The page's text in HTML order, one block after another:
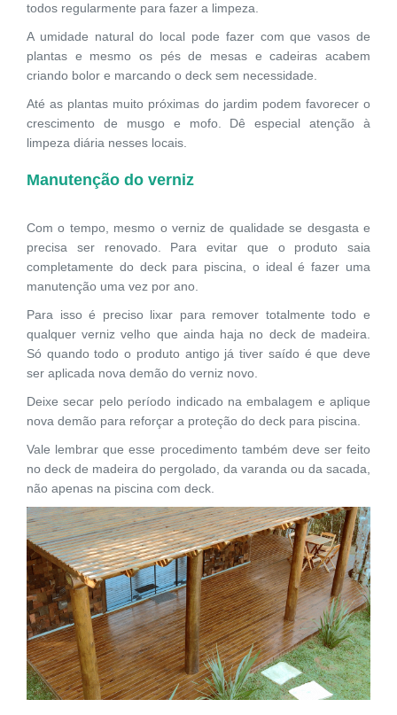
todos regularmente para fazer a limpeza.
A umidade natural do local pode fazer com que vasos de
plantas e mesmo os pés de mesas e cadeiras acabem
criando bolor e marcando o deck sem necessidade.
Até as plantas muito próximas do jardim podem favorecer o
crescimento de musgo e mofo. Dê especial atenção à
limpeza diária nesses locais.
Manutenção do verniz
Com o tempo, mesmo o verniz de qualidade se desgasta e
precisa ser renovado. Para evitar que o produto saia
completamente do deck para piscina, o ideal é fazer uma
manutenção uma vez por ano.
Para isso é preciso lixar para remover totalmente todo e
qualquer verniz velho que ainda haja no deck de madeira.
Só quando todo o produto antigo já tiver saído é que deve
ser aplicada nova demão do verniz novo.
Deixe secar pelo período indicado na embalagem e aplique
nova demão para reforçar a proteção do deck para piscina.
Vale lembrar que esse procedimento também deve ser feito
no deck de madeira do pergolado, da varanda ou da sacada,
não apenas na piscina com deck.